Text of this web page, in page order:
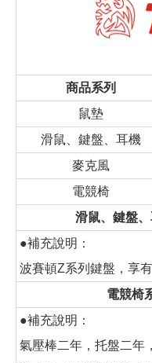
商品系列
鼠墊
滑鼠、鍵盤、耳機
麥克風
電競椅
滑鼠、鍵盤
●補充說明：
波賽頓Z系列鍵盤，享
電競椅
●補充說明：
氣壓棒二年，托盤二年